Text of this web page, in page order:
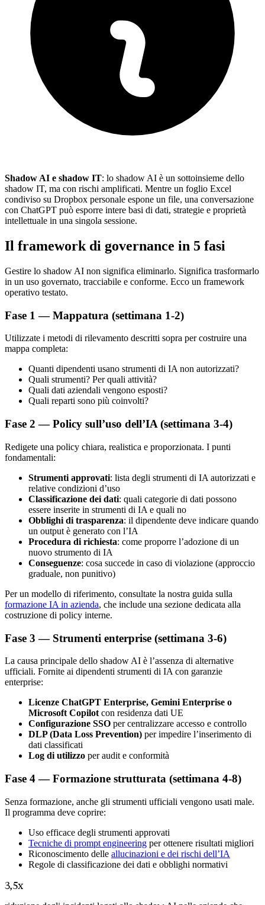
Shadow AI e shadow IT: lo shadow AI è un sottoinsieme dello
shadow IT, ma con rischi amplificati. Mentre un foglio Excel
condiviso su Dropbox personale espone un file, una conversazione
con ChatGPT può esporre intere basi di dati, strategie e proprietà
intellettuale in una singola sessione.
Il framework di governance in 5 fasi
Gestire lo shadow AI non significa eliminarlo. Significa trasformarlo
in un uso governato, tracciabile e conforme. Ecco un framework
operativo testato.
Fase 1 — Mappatura (settimana 1-2)
Utilizzate i metodi di rilevamento descritti sopra per costruire una
mappa completa:
Quanti dipendenti usano strumenti di IA non autorizzati?
Quali strumenti? Per quali attività?
Quali dati aziendali vengono esposti?
Quali reparti sono più coinvolti?
Fase 2 — Policy sull’uso dell’IA (settimana 3-4)
Redigete una policy chiara, realistica e proporzionata. I punti
fondamentali:
Strumenti approvati: lista degli strumenti di IA autorizzati e
relative condizioni d’uso
Classificazione dei dati: quali categorie di dati possono
essere inserite in strumenti di IA e quali no
Obblighi di trasparenza: il dipendente deve indicare quando
un output è generato con l’IA
Procedura di richiesta: come proporre l’adozione di un
nuovo strumento di IA
Conseguenze: cosa succede in caso di violazione (approccio
graduale, non punitivo)
Per un modello di riferimento, consultate la nostra guida sulla
formazione IA in azienda, che include una sezione dedicata alla
costruzione di policy interne.
Fase 3 — Strumenti enterprise (settimana 3-6)
La causa principale dello shadow AI è l’assenza di alternative
ufficiali. Fornite ai dipendenti strumenti di IA con garanzie
enterprise:
Licenze ChatGPT Enterprise, Gemini Enterprise o
Microsoft Copilot con residenza dati UE
Configurazione SSO per centralizzare accesso e controllo
DLP (Data Loss Prevention) per impedire l’inserimento di
dati classificati
Log di utilizzo per audit e conformità
Fase 4 — Formazione strutturata (settimana 4-8)
Senza formazione, anche gli strumenti ufficiali vengono usati male.
Il programma deve coprire:
Uso efficace degli strumenti approvati
Tecniche di prompt engineering per ottenere risultati migliori
Riconoscimento delle allucinazioni e dei rischi dell’IA
Regole di classificazione dei dati e obblighi normativi
3,5x